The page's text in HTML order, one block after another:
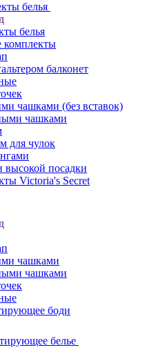
белья
белья
комплекты
балконет
чашками (без вставок)
чашками
для чулок
высокой посадки
Victoria's Secret
чашками
чашками
боди
белье